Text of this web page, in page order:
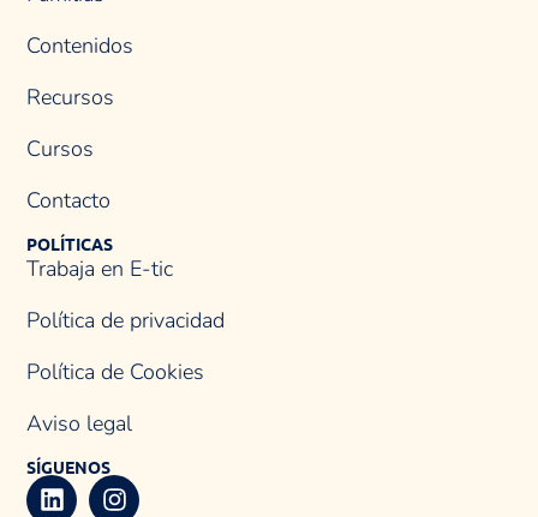
Contenidos
Recursos
Cursos
Contacto
POLÍTICAS
Trabaja en E-tic
Política de privacidad
Política de Cookies
Aviso legal
SÍGUENOS